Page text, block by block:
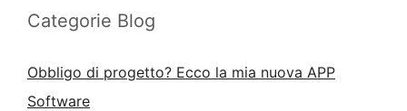
Categorie Blog
Obbligo di progetto? Ecco la mia nuova APP
Software